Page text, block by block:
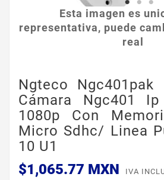
Esta imagen es
representativa, puede
real
Ngteco Ngc401pak
Cámara Ngc401
1080p Con
Micro Sdhc/ Linea
10 U1
$1,065.77 MXN
IVA